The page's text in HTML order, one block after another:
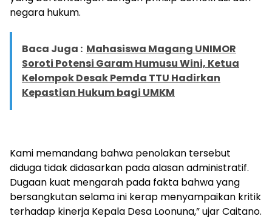
negara hukum.
Baca Juga : Mahasiswa Magang UNIMOR
Soroti Potensi Garam Humusu Wini, Ketua
Kelompok Desak Pemda TTU Hadirkan
Kepastian Hukum bagi UMKM
Kami memandang bahwa penolakan tersebut
diduga tidak didasarkan pada alasan administratif.
Dugaan kuat mengarah pada fakta bahwa yang
bersangkutan selama ini kerap menyampaikan kritik
terhadap kinerja Kepala Desa Loonuna,” ujar Caitano.